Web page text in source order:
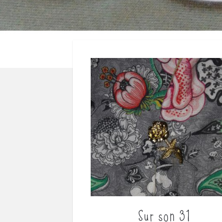
Sur son 31